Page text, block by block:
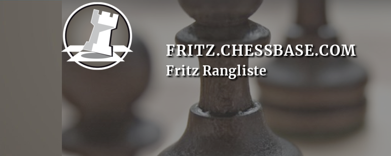
FRITZ.CHESSBASE.COM
Fritz Rangliste